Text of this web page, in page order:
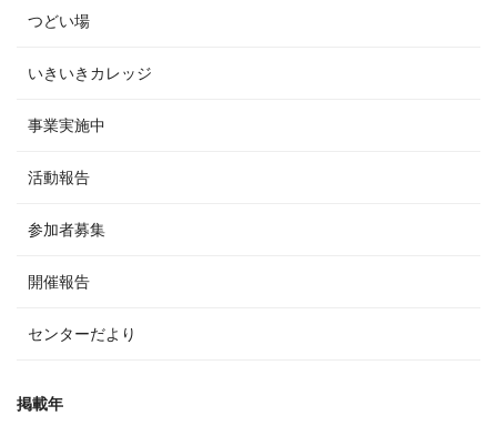
つどい場
いきいきカレッジ
事業実施中
活動報告
参加者募集
開催報告
センターだより
掲載年